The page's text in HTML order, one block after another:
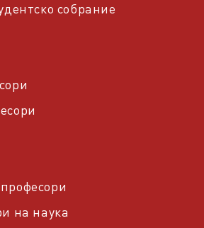
собрание
на наука